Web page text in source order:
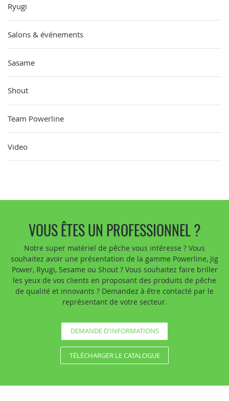
Ryugi
Salons & événements
Sasame
Shout
Team Powerline
Video
VOUS ÊTES UN PROFESSIONNEL ?
Notre super matériel de pêche vous intéresse ? Vous
souhaitez avoir une présentation de la gamme Powerline, Jig
Power, Ryugi, Sesame ou Shout ? Vous souhaitez faire briller
les yeux de vos clients en proposant des produits de pêche
de qualité et innovants ? Demandez à être contacté par le
représentant de votre secteur.
DEMANDE D'INFORMATIONS
TÉLÉCHARGER LE CATALOGUE